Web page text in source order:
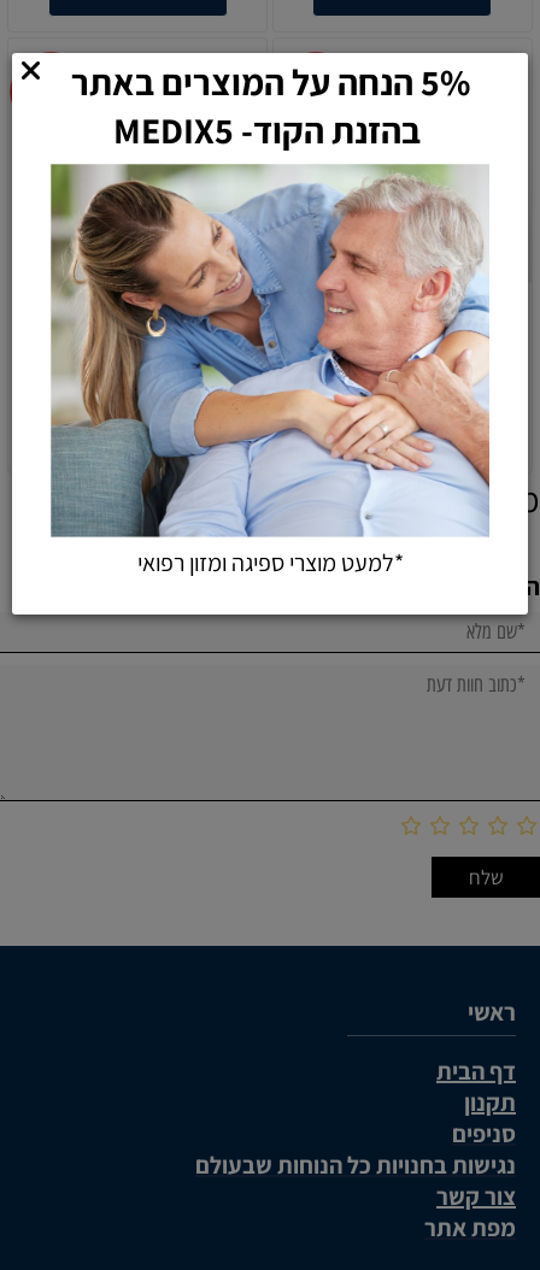
סופגן שקמה L אקסטרה סופר
₪49
הוספה לסל
פד סופג של חברת אברי סאן
מיקרו 2
₪55
הוספה לסל
מוצרים אחרונים שנצפו
הוספת חוות דעת
ראשי
דף הבית
תקנון
סניפים
נגישות בחנויות כל הנוחות שבעולם
צור קשר
מפת אתר
5% הנחה על המוצרים באתר
בהזנת הקוד- MEDIX5
*למעט מוצרי ספיגה ומזון רפואי